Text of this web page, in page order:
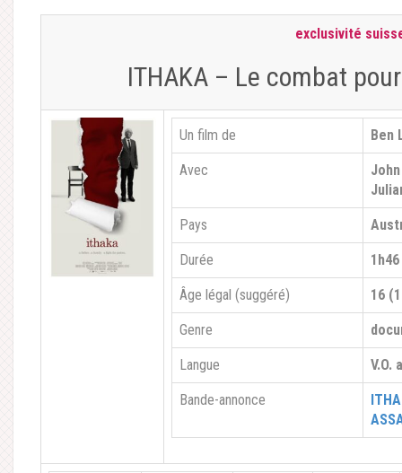
exclusivité
ITHAKA – Le combat
Un film de Ben
Avec
Pays
Durée 1h46
Âge légal (suggéré) 16
Genre
Langue V.O.
Bande-annonce